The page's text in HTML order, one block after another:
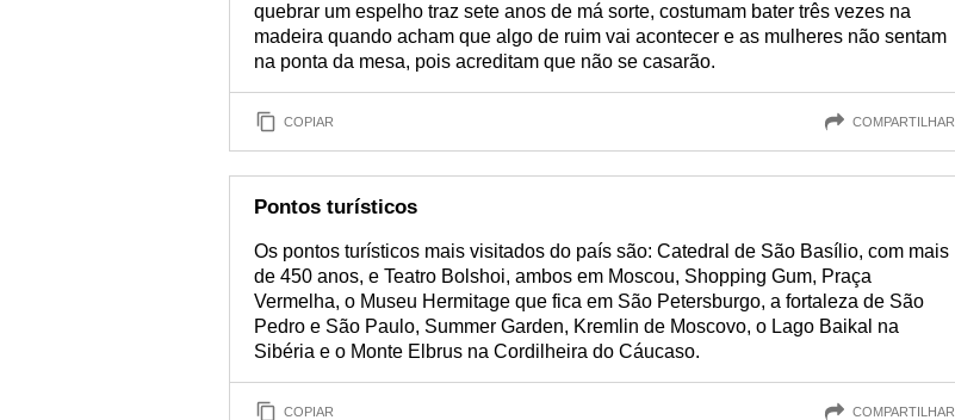
quebrar um espelho traz sete anos de má sorte, costumam bater três vezes na
madeira quando acham que algo de ruim vai acontecer e as mulheres não sentam
na ponta da mesa, pois acreditam que não se casarão.
COPIAR COMPARTILHAR
Pontos turísticos
Os pontos turísticos mais visitados do país são: Catedral de São Basílio, com mais
de 450 anos, e Teatro Bolshoi, ambos em Moscou, Shopping Gum, Praça
Vermelha, o Museu Hermitage que fica em São Petersburgo, a fortaleza de São
Pedro e São Paulo, Summer Garden, Kremlin de Moscovo, o Lago Baikal na
Sibéria e o Monte Elbrus na Cordilheira do Cáucaso.
COPIAR COMPARTILHAR